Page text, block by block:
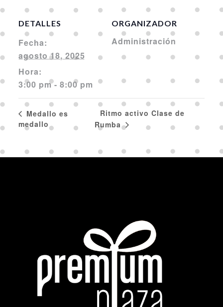
DETALLES
Fecha:
agosto 18, 2025
Hora:
3:00 pm - 8:00 pm
ORGANIZADOR
Administración
Medallo es
medallo
Ritmo activo Clase de
Rumba